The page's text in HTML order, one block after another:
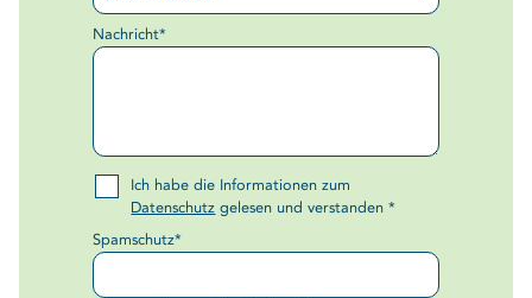
Pflichtfeld
Nachricht*
Ich habe die Informationen zum
Datenschutz gelesen und verstanden*
Pflichtfeld
Spamschutz*